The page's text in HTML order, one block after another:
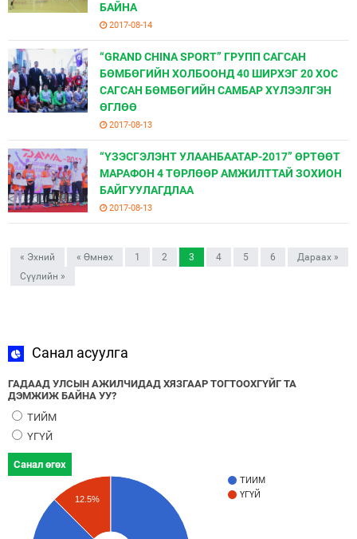
БАЙНА
2017-08-14
“GRAND CHINA SPORT” ГРУПП САГСАН
БӨМБӨГИЙН ХОЛБООНД 40 ШИРХЭГ 20 ХОС
САГСАН БӨМБӨГИЙН САМБАР ХҮЛЭЭЛГЭН
ӨГЛӨӨ
2017-08-13
“ҮЗЭСГЭЛЭНТ УЛААНБААТАР-2017” ӨРТӨӨТ
МАРАФОН 4 ТӨРЛӨӨР АМЖИЛТТАЙ ЗОХИОН
БАЙГУУЛАГДЛАА
2017-08-13
« Эхний « Өмнөх 1 2 3 4 5 6
Дараах »
Сүүлийн »
Санал асуулга
ГАДААД УЛСЫН АЖИЛЧИДАД ХЯЗГААР ТОГТООХГҮЙГ ТА
ДЭМЖИЖ БАЙНА УУ?
ТИЙМ
ҮГҮЙ
Санал өгөх
ТИЙМ
ҮГҮЙ
12.5%